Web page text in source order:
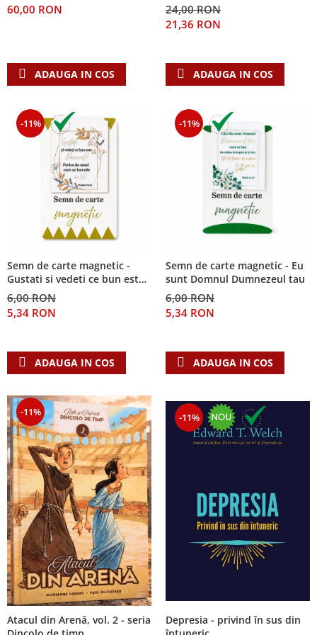
Teologie
Dogmatica
Misiune
Viata crestina
Contemporaneitate
Devotional
Lupta Spirituala
Schimbarea caracterului
Suferinta
Viata din belsug
Viata de zi cu zi
Despre afaceri
Leadership
Mediu
Sanatate / nutritie
60,00 RON
ADAUGA IN COS
24,00 RON
21,36 RON
ADAUGA IN COS
-11%
Semn de carte magnetic -
Gustati si vedeti ce bun este
Domnul!
6,00 RON
5,34 RON
ADAUGA IN COS
-11%
Semn de carte magnetic - Eu
sunt Domnul Dumnezeul tau
6,00 RON
5,34 RON
ADAUGA IN COS
-11%
Atacul din Arenă, vol. 2 - seria
-11%
Depresia - privind în sus din